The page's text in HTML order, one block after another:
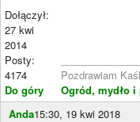
Dołączył:
27 kwi
2014
Posty:
4174
Do góry
Pozdrawiam
Ogród, mydło i
Anda15:30, 19 kwi 2018